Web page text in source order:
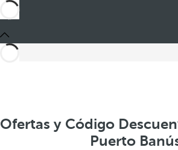
Ofertas y Código
Puerto